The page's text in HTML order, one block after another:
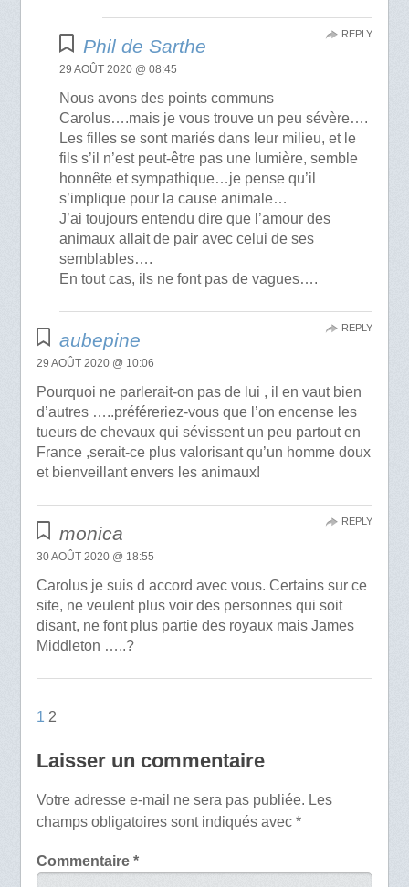
Phil de Sarthe
29 AOÛT 2020 @ 08:45
Nous avons des points communs
Carolus….mais je vous trouve un peu sévère….
Les filles se sont mariés dans leur milieu, et le
fils s’il n’est peut-être pas une lumière, semble
honnête et sympathique…je pense qu’il
s’implique pour la cause animale…
J’ai toujours entendu dire que l’amour des
animaux allait de pair avec celui de ses
semblables….
En tout cas, ils ne font pas de vagues….
REPLY
aubepine
29 AOÛT 2020 @ 10:06
Pourquoi ne parlerait-on pas de lui , il en vaut bien
d’autres …..préféreriez-vous que l’on encense les
tueurs de chevaux qui sévissent un peu partout en
France ,serait-ce plus valorisant qu’un homme doux
et bienveillant envers les animaux!
REPLY
monica
30 AOÛT 2020 @ 18:55
Carolus je suis d accord avec vous. Certains sur ce
site, ne veulent plus voir des personnes qui soit
disant, ne font plus partie des royaux mais James
Middleton …..?
REPLY
1 2
Laisser un commentaire
Votre adresse e-mail ne sera pas publiée. Les
champs obligatoires sont indiqués avec *
Commentaire *